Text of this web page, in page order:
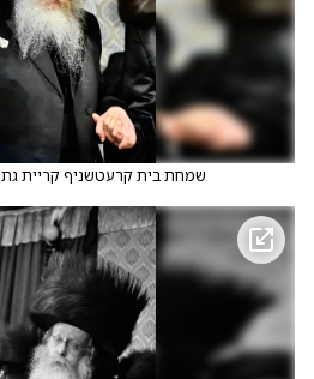
שמחת בית קרעטשניף קריית גת